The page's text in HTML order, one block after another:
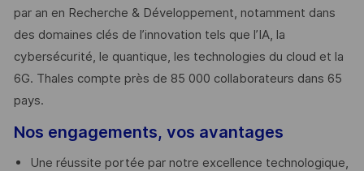
par an en Recherche & Développement, notamment dans
des domaines clés de l’innovation tels que l’IA, la
cybersécurité, le quantique, les technologies du cloud et la
6G. Thales compte près de 85 000 collaborateurs dans 65
pays. ​
Nos engagements, vos avantages
Une réussite portée par notre excellence technologique,